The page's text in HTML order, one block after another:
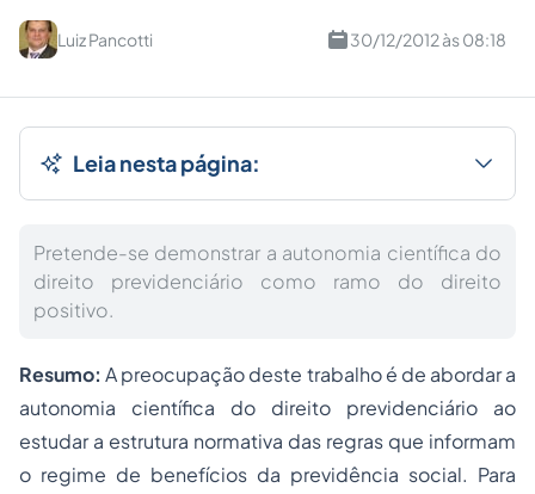
Luiz Pancotti 30/12/2012 às 08:18
Leia nesta página:
Pretende-se demonstrar a autonomia científica do
direito previdenciário como ramo do direito
positivo.
Resumo:A preocupação deste trabalho é de abordar a
autonomia científica do direito previdenciário ao
estudar a estrutura normativa das regras que informam
o regime de benefícios da previdência social. Para